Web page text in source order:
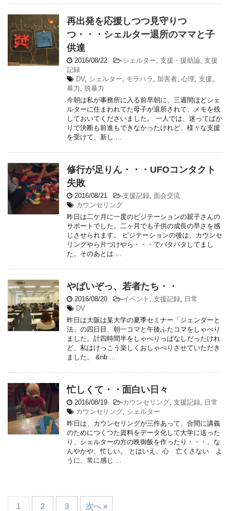
再出発を応援しつつ見守りつ
つ・・・シェルター退所のママと子
供達
2016/08/22 -シェルター, 支援・援助論, 支援
記録
DV, シェルター, モラハラ , 加害者, 心理, 支援,
暴力 , 脱暴力
今朝は私が事務所に入る前早朝に、三週間ほどシェ
ルターに住まわれてた母子が退所されて、メモを残
しておいてくださいました。 一人では、迷ってばか
りで決断も前進もできなかったけれど、様々な支援
を受けて、新し ...
修行が足りん・・・UFOコンタクト
失敗
2016/08/21 -支援記録, 面会交流
カウンセリング
昨日は二ケ月に一度のビジテーションの親子さんの
サポートでした。二ヶ月でも子供の成長の早さを感
じさせられます。 ビジテーションの後は、カウンセ
リングやら片づけやら・・・でバタバタしてまし
た。そのあとは ...
やばいぞっ、若者たち・・
2016/08/20 -イベント , 支援記録, 日常
DV
昨日は大阪は某大学の夏季セミナー「ジェンダーと
法」の四日目、朝一コマと午後ふたコマをしゃべり
ました。計四時間半をしゃべりっぱなしだったけれ
ど、私はけっこう楽しくおしゃべりさせていただき
ました。 &nb ...
忙しくて・・面白い日々
2016/08/19 -カウンセリング, 支援記録, 日常
カウンセリング, シェルター
昨日は、カウンセリングが三件あって、合間に講義
のためにつくつた資料をデータ化して大学に送った
り、シェルターの方の晩御飯を作ったり・・・。な
んやかや、忙しい。 とはいえ、心 亡くさない よ
うに、常に感じ ...
1 2 3 次へ »